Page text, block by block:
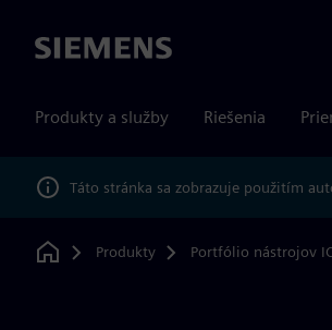
Siemens
Produkty a služby Riešenia
Táto stránka sa zobrazuje použitím
Home
Produkty Portfólio nástrojov